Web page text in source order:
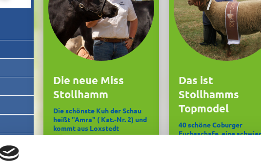
Die neue Miss
Stollhamm
Die schönste Kuh der Schau
heißt "Amra" ( Kat.-Nr. 2) und
kommt aus Loxstedt
Das ist
Stollhamms
Topmodel
40 schöne Coburger
Fuchsschafe, eine